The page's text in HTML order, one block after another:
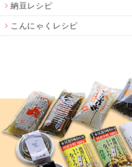
納豆レシピ
こんにゃくレシピ